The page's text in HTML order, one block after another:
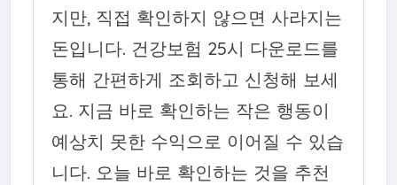
지만, 직접 확인하지 않으면 사라지는
돈입니다. 건강보험 25시 다운로드를
통해 간편하게 조회하고 신청해 보세
요. 지금 바로 확인하는 작은 행동이
예상치 못한 수익으로 이어질 수 있습
니다. 오늘 바로 확인하는 것을 추천